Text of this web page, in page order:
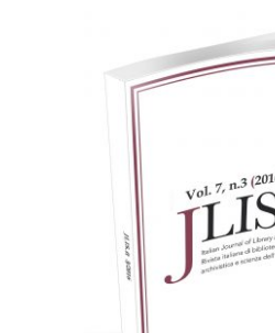
25,00€